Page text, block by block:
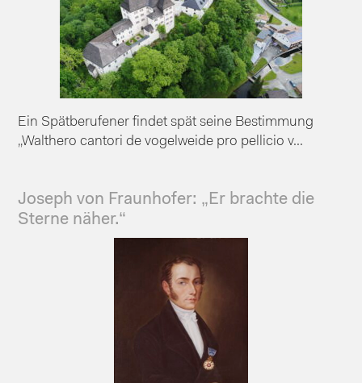
Ein Spätberufener findet spät seine Bestimmung
„Walthero cantori de vogelweide pro pellicio v...
Joseph von Fraunhofer: „Er brachte die
Sterne näher.“